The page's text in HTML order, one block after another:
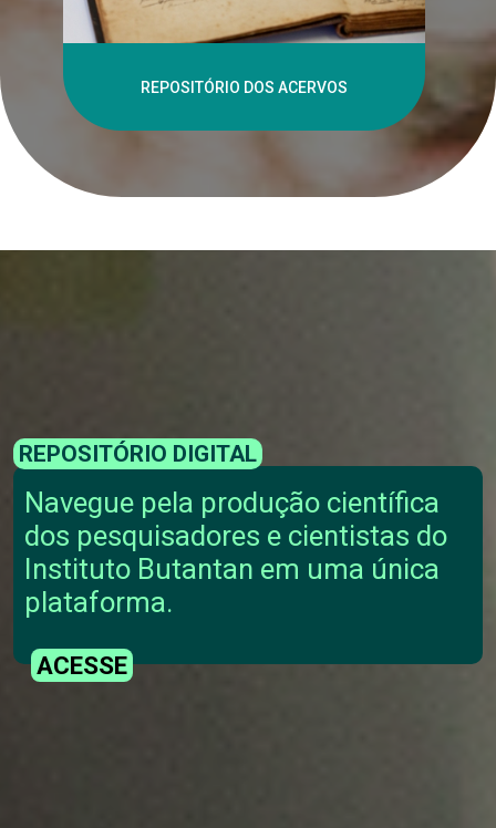
REPOSITÓRIO DOS ACERVOS
REPOSITÓRIO DIGITAL
Navegue pela produção científica
dos pesquisadores e cientistas do
Instituto Butantan em uma única
plataforma.
ACESSE